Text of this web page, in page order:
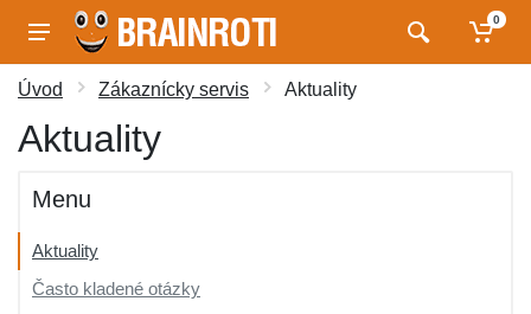
0
Úvod Zákaznícky servis Aktuality
Aktuality
Menu
Aktuality
Často kladené otázky